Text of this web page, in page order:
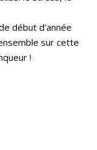
début d’année
sur cette
!